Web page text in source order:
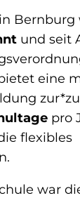
Bernburg
und seit
eine
pro
flexibles
war